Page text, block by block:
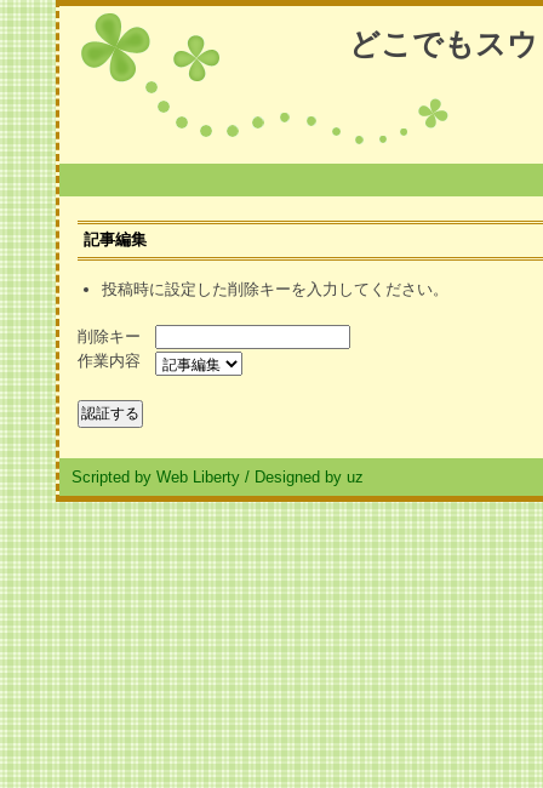
どこでもス
記事編集
投稿時に設定した削除キーを入力してください。
削除キー
作業内容
Scripted by Web Liberty / Designed by uz